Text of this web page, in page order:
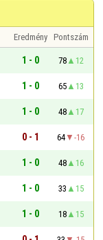
Eredmény Pontszám
1 - 0 78
12
1 - 0 65
13
1 - 0 48
17
0 - 1 64
-16
1 - 0 48
16
1 - 0 33
15
1 - 0 18
15